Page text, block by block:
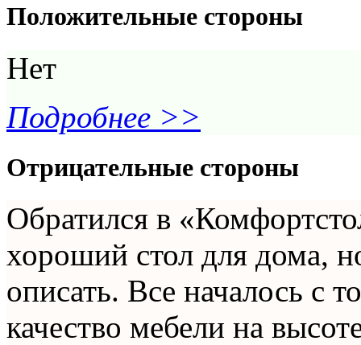
Положительные стороны
Нет
Подробнее >>
Отрицательные стороны
Обратился в
хороший стол для дома,
описать. Все началось с
качество мебели на